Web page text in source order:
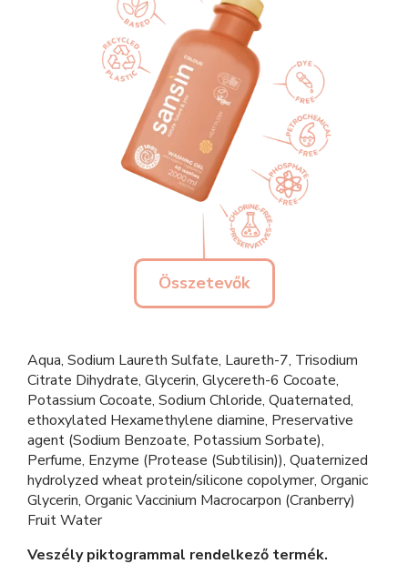
Összetevők
Aqua, Sodium Laureth Sulfate, Laureth-7, Trisodium
Citrate Dihydrate, Glycerin, Glycereth-6 Cocoate,
Potassium Cocoate, Sodium Chloride, Quaternated,
ethoxylated Hexamethylene diamine, Preservative
agent (Sodium Benzoate, Potassium Sorbate),
Perfume, Enzyme (Protease (Subtilisin)), Quaternized
hydrolyzed wheat protein/silicone copolymer, Organic
Glycerin, Organic Vaccinium Macrocarpon (Cranberry)
Fruit Water
Veszély piktogrammal rendelkező termék.